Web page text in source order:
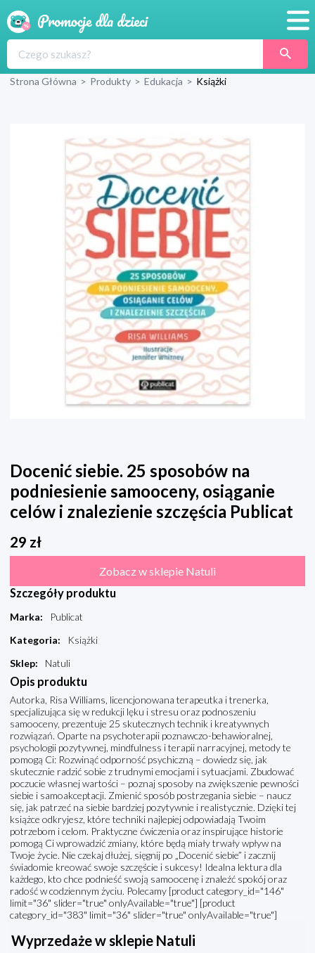
Produkty
Blog
Wyprawka
Strona Główna > Produkty > Edukacja > Książki
Docenić siebie. 25 sposobów na
podniesienie samooceny, osiąganie
celów i znalezienie szczęścia Publicat
29 zł
Zobacz w sklepie Natuli
Szczegóły produktu
Marka:
Publicat
Kategoria:
Książki
Sklep: Natuli
Opis produktu
Autorka, Risa Williams, licencjonowana terapeutka i trenerka,
specjalizująca się w redukcji lęku i stresu oraz podnoszeniu
samooceny, prezentuje 25 skutecznych technik i kreatywnych
rozwiązań. Oparte na psychoterapii poznawczo-behawioralnej,
psychologii pozytywnej, mindfulness i terapii narracyjnej, metody te
pomogą Ci: Rozwinąć odporność psychiczną – dowiedz się, jak
skutecznie radzić sobie z trudnymi emocjami i sytuacjami. Zbudować
poczucie własnej wartości – poznaj sposoby na zwiększenie pewności
siebie i samoakceptacji. Zmienić sposób postrzegania siebie – naucz
się, jak patrzeć na siebie bardziej pozytywnie i realistycznie. Dzięki tej
książce odkryjesz, które techniki najlepiej odpowiadają Twoim
potrzebom i celom. Praktyczne ćwiczenia oraz inspirujące historie
pomogą Ci wprowadzić zmiany, które będą miały trwały wpływ na
Twoje życie. Nie czekaj dłużej, sięgnij po „Docenić siebie” i zacznij
świadomie kreować swoje szczęście i sukcesy! Idealna lektura dla
każdego, kto chce podnieść swoją samoocenę i znaleźć spokój oraz
radość w codziennym życiu. Polecamy [product category_id="146"
limit="36" slider="true" onlyAvailable="true"] [product
category_id="383" limit="36" slider="true" onlyAvailable="true"]
Wyprzedaże w sklepie Natuli